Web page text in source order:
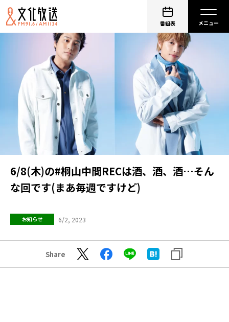
番組表
6/8(木)の#桐山中間RECは酒、酒、酒…そん
な回です(まあ毎週ですけど)
お知らせ 6/2, 2023
Share